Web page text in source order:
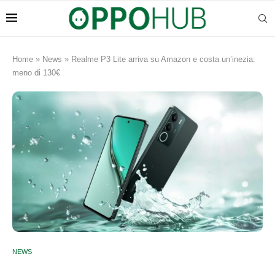
Home » News » Realme P3 Lite arriva su Amazon e costa un’inezia:
meno di 130€
NEWS